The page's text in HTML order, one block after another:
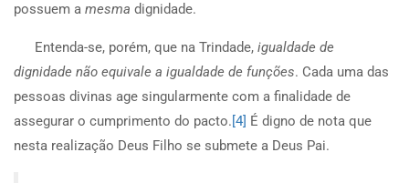
possuem a mesma dignidade.
Entenda-se, porém, que na Trindade, igualdade de
dignidade não equivale a igualdade de funções. Cada uma das
pessoas divinas age singularmente com a finalidade de
assegurar o cumprimento do pacto.[4] É digno de nota que
nesta realização Deus Filho se submete a Deus Pai.